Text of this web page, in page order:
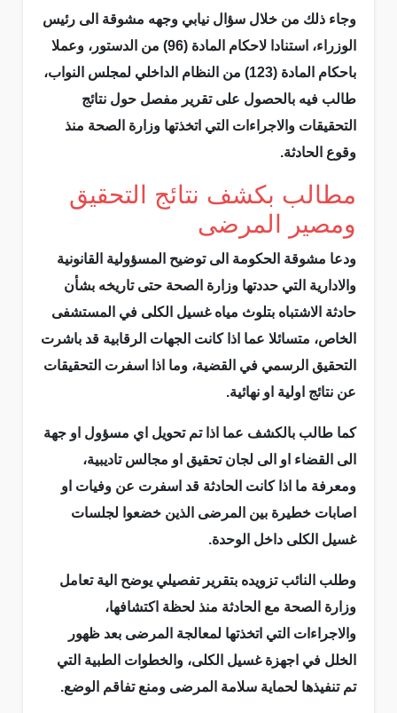
وجاء ذلك من خلال سؤال نيابي وجهه مشوقة الى رئيس
الوزراء، استنادا لاحكام المادة (96) من الدستور، وعملا
باحكام المادة (123) من النظام الداخلي لمجلس النواب،
طالب فيه بالحصول على تقرير مفصل حول نتائج
التحقيقات والاجراءات التي اتخذتها وزارة الصحة منذ
وقوع الحادثة.
مطالب بكشف نتائج التحقيق
ومصير المرضى
ودعا مشوقة الحكومة الى توضيح المسؤولية القانونية
والادارية التي حددتها وزارة الصحة حتى تاريخه بشأن
حادثة الاشتباه بتلوث مياه غسيل الكلى في المستشفى
الخاص، متسائلا عما اذا كانت الجهات الرقابية قد باشرت
التحقيق الرسمي في القضية، وما اذا اسفرت التحقيقات
عن نتائج اولية او نهائية.
كما طالب بالكشف عما اذا تم تحويل اي مسؤول او جهة
الى القضاء او الى لجان تحقيق او مجالس تاديبية،
ومعرفة ما اذا كانت الحادثة قد اسفرت عن وفيات او
اصابات خطيرة بين المرضى الذين خضعوا لجلسات
غسيل الكلى داخل الوحدة.
وطلب النائب تزويده بتقرير تفصيلي يوضح الية تعامل
وزارة الصحة مع الحادثة منذ لحظة اكتشافها،
والاجراءات التي اتخذتها لمعالجة المرضى بعد ظهور
الخلل في اجهزة غسيل الكلى، والخطوات الطبية التي
تم تنفيذها لحماية سلامة المرضى ومنع تفاقم الوضع.